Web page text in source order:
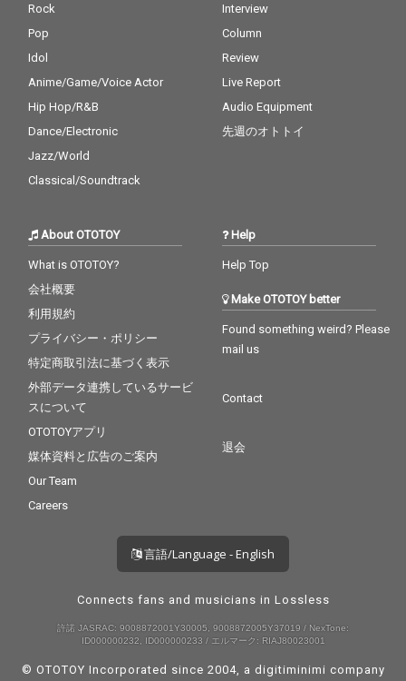
となった「キニヨンジ
オンの名称。
となった「キニヨンジ
ア」とは、様々な周り
の色を取り込み色を変
オンの名称。
Rock
Pop
Idol
Anime/Game/Voice Actor
Hip Hop/R&B
Dance/Electronic
Jazz/World
Classical/Soundtrack
Interview
Column
Review
Live Report
Audio Equipment
先週のオトトイ
About OTOTOY
What is OTOTOY?
会社概要
利用規約
プライバシー・ポリシー
特定商取引法に基づく表示
外部データ連携しているサービ
スについて
OTOTOYアプリ
媒体資料と広告のご案内
Our Team
Careers
Help
Help Top
Make OTOTOY better
Found something weird? Please
mail us
Contact
退会
言語/Language - English
Connects fans and musicians in Lossless
許諾 JASRAC: 9008872001Y30005, 9008872005Y37019 / NexTone:
ID000000232, ID000000233 / エルマーク: RIAJ80023001
© OTOTOY Incorporated since 2004, a digitiminimi company